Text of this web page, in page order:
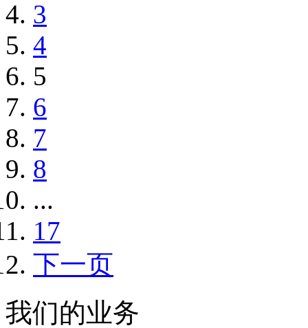
3
4
5
6
7
8
...
17
下一页
我们的业务